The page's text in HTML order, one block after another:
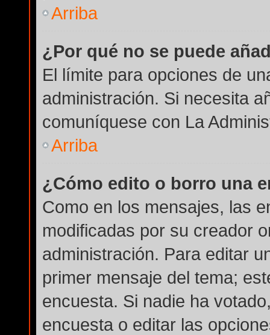
Arriba
¿Por qué no se puede
El límite para opciones de
administración. Si necesita
comuníquese con La
Arriba
¿Cómo edito o borro una
Como en los mensajes, las
modificadas por su creador
administración. Para editar
primer mensaje del tema;
encuesta. Si nadie ha
encuesta o editar las